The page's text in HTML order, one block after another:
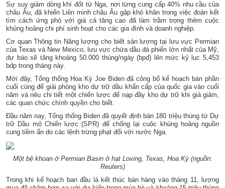
Sự suy giảm dòng khí đốt từ Nga, nơi từng cung cấp 40% nhu cầu của
châu Âu, đã khiến Liên minh châu Âu gặp khó khăn trong việc đoàn kết
tìm cách ứng phó với giá cả tăng cao đã làm trầm trọng thêm cuộc
khủng hoảng chi phí sinh hoạt cho các gia đình và doanh nghiệp.
Cơ quan Thông tin Năng lượng cho biết sản lượng tại lưu vực Permian
của Texas và New Mexico, lưu vực chứa dầu đá phiến lớn nhất của Mỹ,
dự báo sẽ tăng khoảng 50.000 thùng/ngày (bpd) lên mức kỷ lục 5,453
bdp trong tháng này.
Mới đây, Tổng thống Hoa Kỳ Joe Biden đã công bố kế hoạch bán phần
cuối cùng để giải phóng kho dự trữ dầu khẩn cấp của quốc gia vào cuối
năm và nêu chi tiết một chiến lược để nạp đầy kho dự trữ khi giá giảm,
các quan chức chính quyền cho biết.
Đầu năm nay, Tổng thống Biden đã quyết định bán 180 triệu thùng từ Dự
trữ Dầu mỏ Chiến lược (SPR) để chống lại cuộc khủng hoảng nguồn
cung tiềm ẩn do các lệnh trừng phạt đối với nước Nga.
Một bệ khoan ở Permian Basin ở hạt Loving, Texas, Hoa Kỳ (nguồn:
Reuters)
Trong khi kế hoạch ban đầu là kết thúc bán hàng vào tháng 11, lượng